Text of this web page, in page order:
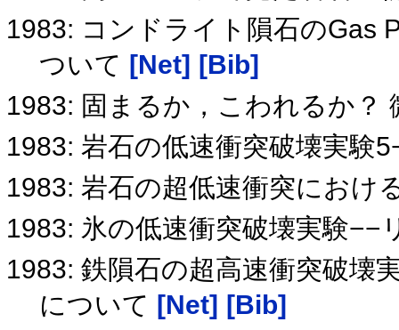
1983: コンドライト隕石のGas
ついて [Net] [Bib]
1983: 固まるか，こわれるか？
1983: 岩石の低速衝突破壊実験
1983: 岩石の超低速衝突におけ
1983: 氷の低速衝突破壊実験
1983: 鉄隕石の超高速衝突破壊
について [Net] [Bib]